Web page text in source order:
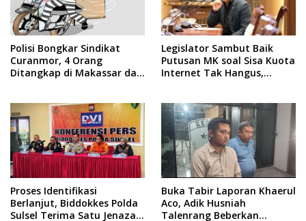
Polisi Bongkar Sindikat
Curanmor, 4 Orang
Ditangkap di Makassar dan
Legislator Sambut Baik
Putusan MK soal Sisa Kuota
Internet Tak Hangus,
Proses Identifikasi
Berlanjut, Biddokkes Polda
Sulsel Terima Satu Jenazah
Buka Tabir Laporan Khaerul
Aco, Adik Husniah
Talenrang Beberkan